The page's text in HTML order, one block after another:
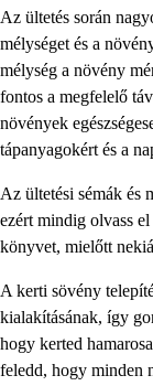
Az ültetés során
mélységet és a
mélység a növény
fontos a megfelelő
növények
tápanyagokért és a
Az ültetési sémák és
ezért mindig olvass
könyvet, mielőtt
A kerti sövény
kialakításának, így
hogy kerted
feledd, hogy minden